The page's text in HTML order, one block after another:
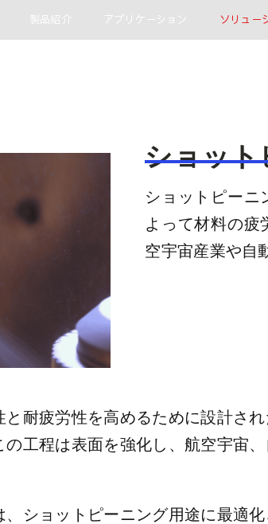
製品紹介 アプリケーション ソリュー
ショット
ショットピーニ
よって材料の疲
空宇宙産業や自
耐疲労性を高めるために設計さ
工程は表面を強化し、航空宇宙
ショットピーニング用途に最適